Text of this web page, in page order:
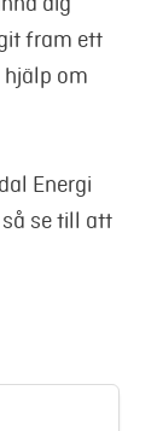
fram ett
hjälp om
Energi
se till att